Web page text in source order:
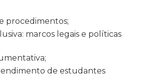
procedimentos;
marcos legais e políticas
de estudantes